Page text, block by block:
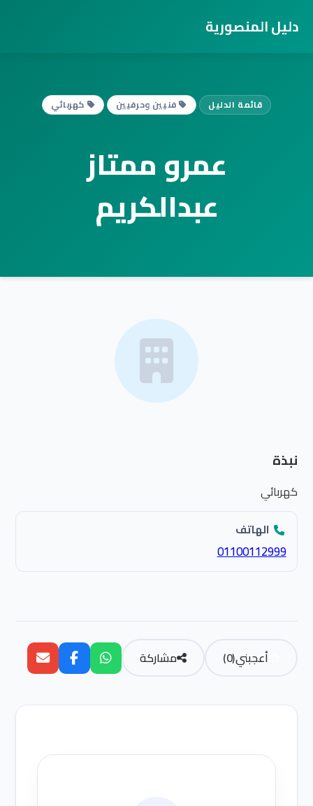
دليل المنصورية
قائمة الدليل فنيين وحرفيين كهربائي
عمرو ممتاز
عبدالكريم
نبذة
كهربائي
الهاتف
01100112999
أعجبني(
0
) مشاركة